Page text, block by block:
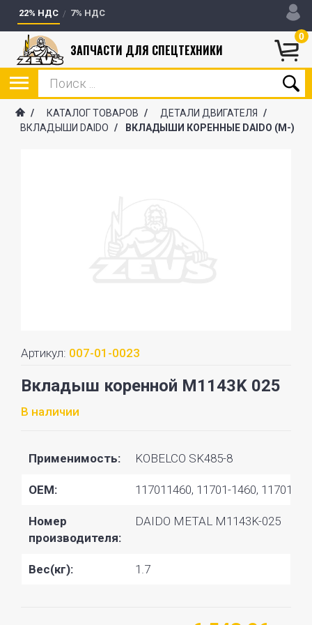
22% НДС 7% НДС
0
ЗАПЧАСТИ ДЛЯ СПЕЦТЕХНИКИ
/ КАТАЛОГ ТОВАРОВ / ДЕТАЛИ ДВИГАТЕЛЯ
/
ВКЛАДЫШИ DAIDO / ВКЛАДЫШИ КОРЕННЫЕ DAIDO (М-)
Артикул: 007-01-0023
Вкладыш коренной M1143K 025
В наличии
Применимость: KOBELCO SK485-8
OEM: 117011460, 11701-1460,
Номер
производителя:
DAIDO METAL M1143K-025
Вес(кг): 1.7